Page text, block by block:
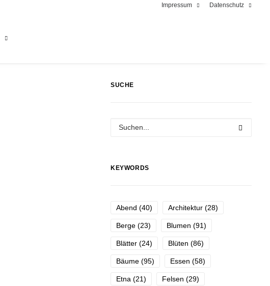
Impressum Datenschutz
SUCHE
KEYWORDS
Abend (40) Architektur (28)
Berge (23) Blumen (91)
Blätter (24) Blüten (86)
Bäume (95) Essen (58)
Etna (21) Felsen (29)